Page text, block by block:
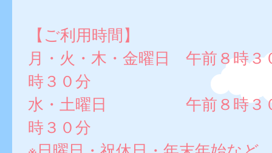
【ご利用時間】
月・火・木・金曜日 午前８時３
時３０分
水・土曜日 午前８時３０
時３０分